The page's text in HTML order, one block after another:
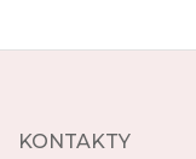
KONTAKTY